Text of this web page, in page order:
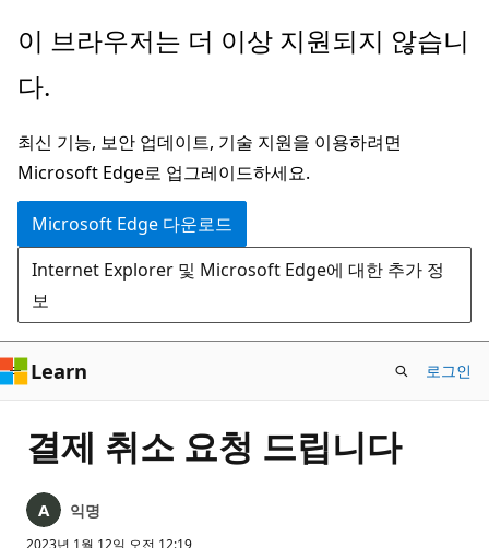
주
콘
츠
로
건
너
뛰
기
이 브라우저는 더 이상 지원되지 않습니
다.
최신 기능, 보안 업데이트, 기술 지원을 이용하려면
Microsoft Edge로 업그레이드하세요.
Microsoft Edge 다운로드
Internet Explorer 및 Microsoft Edge에 대한 추가 정
보
Learn 로그인
결제 취소 요청 드립니다
익명
2023년 1월 12일 오전 12:19